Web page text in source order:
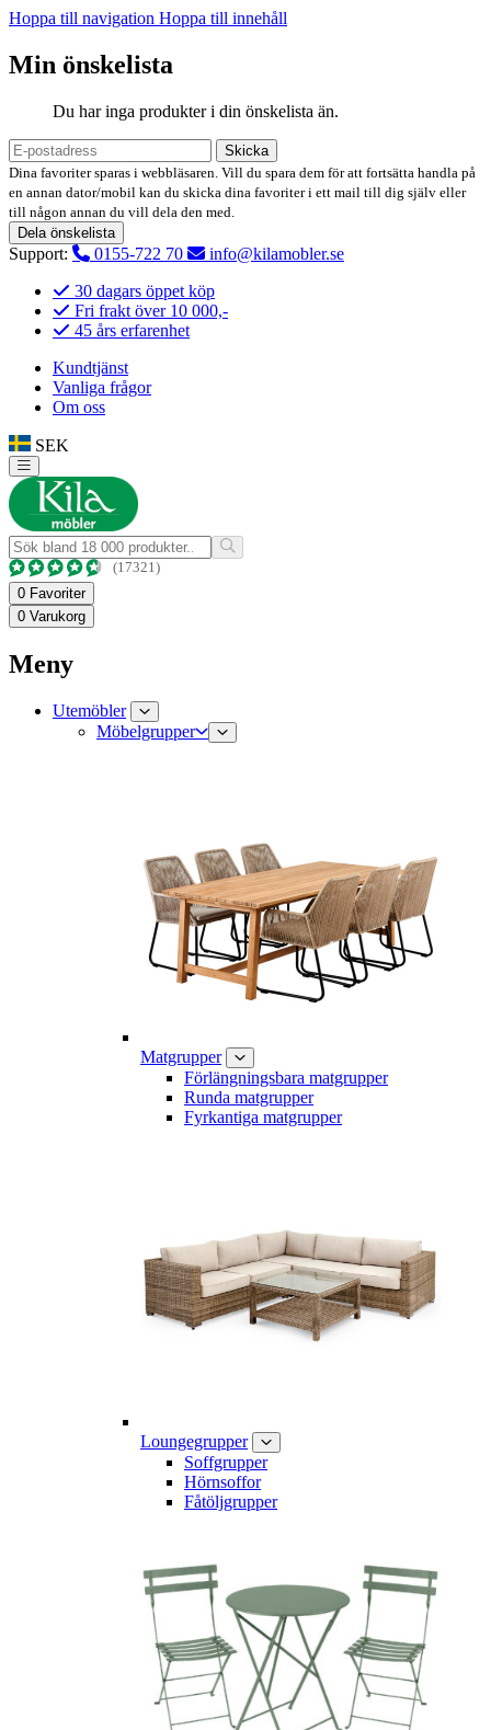
Hoppa till navigation Hoppa till innehåll
Min önskelista
Du har inga produkter i din önskelista än.
Skicka
Dina favoriter sparas i webbläsaren. Vill du spara dem för att fortsätta handla på
en annan dator/mobil kan du skicka dina favoriter i ett mail till dig själv eller
till någon annan du vill dela den med.
Dela önskelista
Support: 0155-722 70
info@kilamobler.se
30 dagars öppet köp
Fri frakt över 10 000,-
45 års erfarenhet
Kundtjänst
Vanliga frågor
Om oss
SEK
(17321)
0 Favoriter
0 Varukorg
Meny
Utemöbler
Möbelgrupper
Matgrupper
Förlängningsbara matgrupper
Runda matgrupper
Fyrkantiga matgrupper
Loungegrupper
Soffgrupper
Hörnsoffor
Fåtöljgrupper